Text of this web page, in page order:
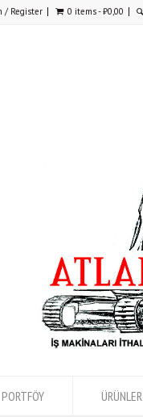
/ Register 0 items -₺0,00
PORTFÖY ÜRÜNLER